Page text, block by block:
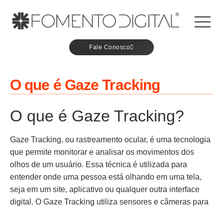
Fale Conosco
O que é Gaze Tracking
O que é Gaze Tracking?
Gaze Tracking, ou rastreamento ocular, é uma tecnologia
que permite monitorar e analisar os movimentos dos
olhos de um usuário. Essa técnica é utilizada para
entender onde uma pessoa está olhando em uma tela,
seja em um site, aplicativo ou qualquer outra interface
digital. O Gaze Tracking utiliza sensores e câmeras para